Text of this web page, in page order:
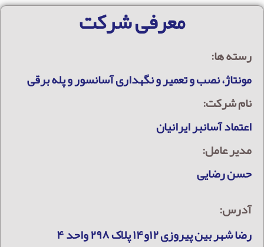
معرفی شرکت
رسته ها:
مونتاژ، نصب و تعمیر و نگهداری آسانسور و پله برقی
نام شرکت:
اعتماد آسانبر ایرانیان
مدیر عامل:
حسن رضایی
آدرس:
رضا شهر بین پیروزی ۱۲و۱۴ پلاک ۲۹۸ واحد ۴